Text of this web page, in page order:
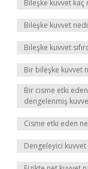
Bileşke kuvvet
Bileşke kuvvet
Bileşke kuvvet
Bir bileşke kuvvet
Bir cisme etki
dengelenmiş
Cisme etki eden
Dengeleyici kuvvet